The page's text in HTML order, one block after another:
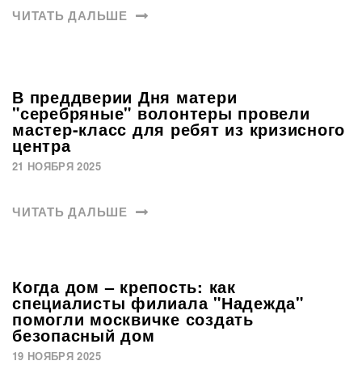
ЧИТАТЬ ДАЛЬШЕ
В преддверии Дня матери
"серебряные" волонтеры провели
мастер-класс для ребят из кризисного
центра
21 НОЯБРЯ 2025
ЧИТАТЬ ДАЛЬШЕ
Когда дом – крепость: как
специалисты филиала "Надежда"
помогли москвичке создать
безопасный дом
19 НОЯБРЯ 2025